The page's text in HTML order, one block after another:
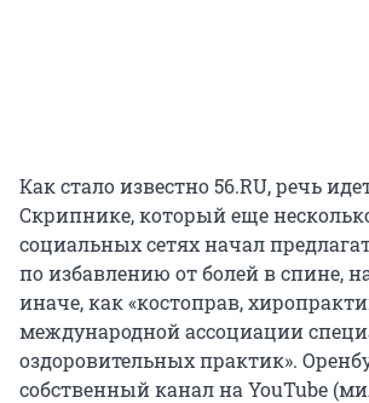
Как стало известно 56.RU, речь
Скрипнике, который еще
социальных сетях начал
по избавлению от болей в спине,
иначе, как «костоправ,
международной ассоциации
оздоровительных практик».
собственный канал на YouTube